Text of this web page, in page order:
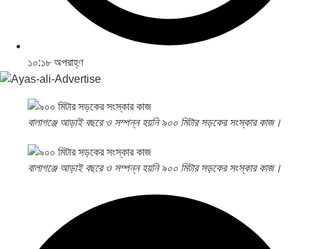
১০:১৮ অপরাহ্ণ
বালাগঞ্জে আড়াই বছরে ও সম্পন্ন হয়নি ৯০০ মিটার সড়কের সংস্কার কাজ।
বালাগঞ্জে আড়াই বছরে ও সম্পন্ন হয়নি ৯০০ মিটার সড়কের সংস্কার কাজ।